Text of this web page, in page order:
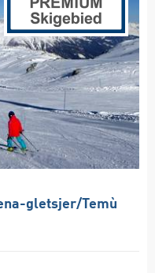
gletsjer/​​Temù